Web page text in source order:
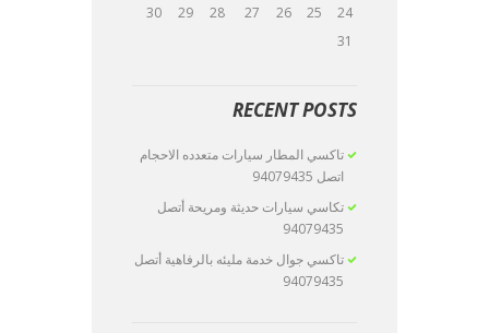
24
25
26
27
28
29
30
31
RECENT POSTS
تاكسي المطار سيارات متعدده الاحجام
اتصل 94079435
تكاسي سيارات حديثة ومريحة أتصل
94079435
تاكسي جوال خدمة مليئه بالرفاهية أتصل
94079435